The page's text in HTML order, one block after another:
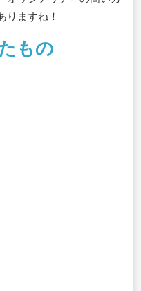
りますね！
もの